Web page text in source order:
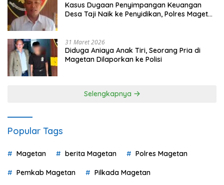
Kasus Dugaan Penyimpangan Keuangan
Desa Taji Naik ke Penyidikan, Polres Magetan
31 Maret 2026
Diduga Aniaya Anak Tiri, Seorang Pria di
Magetan Dilaporkan ke Polisi
Selengkapnya
Popular Tags
Magetan berita Magetan Polres Magetan
Pemkab Magetan Pilkada Magetan